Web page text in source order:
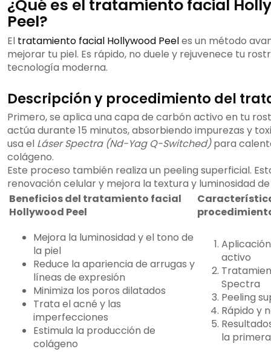
¿Qué es el tratamiento facial
Peel?
El tratamiento facial Hollywood Peeles un método
mejorar tu piel. Es rápido, no duele y rejuvenece tu
tecnología moderna.
Descripción y procedimiento del
Primero, se aplica una capa de carbón activo en tu
actúa durante 15 minutos, absorbiendo impurezas y
usa el Láser Spectra (Nd-Yag Q-Switched)para
colágeno.
Este proceso también realiza un peeling superficial.
renovación celular y mejora la textura y luminosidad
Beneficios del tratamiento facial
Hollywood Peel
Mejora la luminosidad y el tono de
la piel
Reduce la apariencia de arrugas y
líneas de expresión
Minimiza los poros dilatados
Trata el acné y las
imperfecciones
Estimula la producción de
colágeno
activo
Spectra
Peeling
Rápido y
la